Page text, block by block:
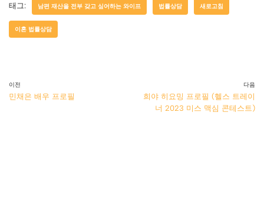
태그: 남편 재산을 전부 갖고 싶어하는 와이프 법률상담 새로고침
이혼 법률상담
이전
민채은 배우 프로필
다음
희야 히요밍 프로필 (헬스 트레이
너 2023 미스 맥심 콘테스트)